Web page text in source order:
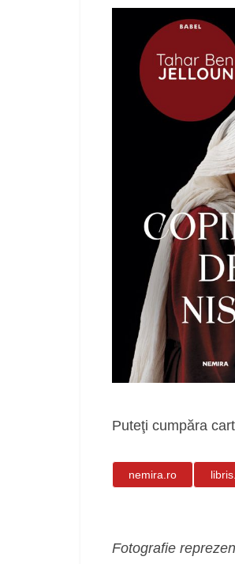
Puteţi cumpăra
nemira.ro
Fotografie